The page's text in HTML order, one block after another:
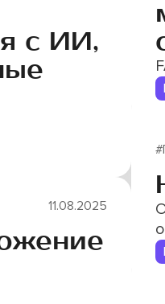
с ИИ,
11.08.2025